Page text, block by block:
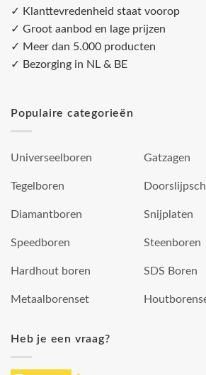
✓ Klanttevredenheid staat voorop
✓ Groot aanbod en lage prijzen
✓ Meer dan 5.000 producten
✓ Bezorging in NL & BE
Populaire categorieën
Universeelboren
Tegelboren
Diamantboren
Speedboren
Hardhout boren
Metaalborenset
Gatzagen
Snijplaten
Steenboren
SDS Boren
Heb je een vraag?